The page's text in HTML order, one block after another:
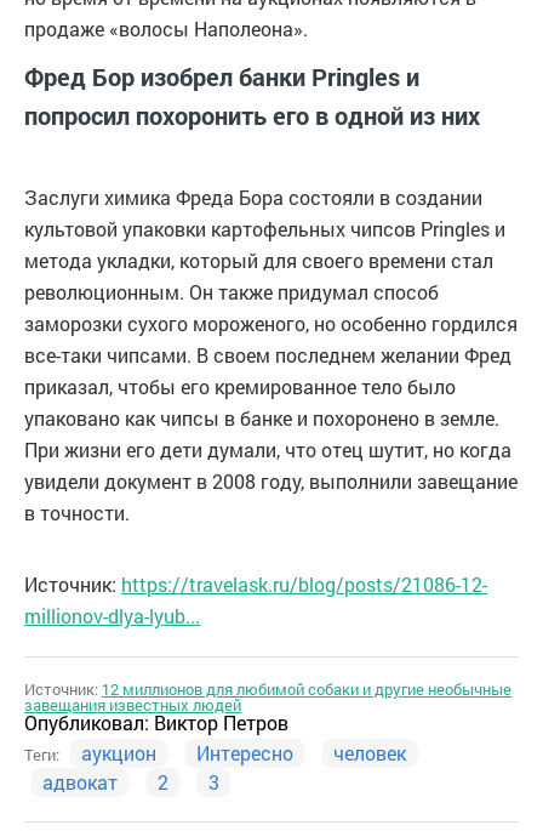
продаже «волосы Наполеона».
Фред Бор изобрел банки Pringles и
попросил похоронить его в одной из них
Заслуги химика Фреда Бора состояли в создании
культовой упаковки картофельных чипсов Pringles и
метода укладки, который для своего времени стал
революционным. Он также придумал способ
заморозки сухого мороженого, но особенно гордился
все-таки чипсами. В своем последнем желании Фред
приказал, чтобы его кремированное тело было
упаковано как чипсы в банке и похоронено в земле.
При жизни его дети думали, что отец шутит, но когда
увидели документ в 2008 году, выполнили завещание
в точности.
Источник: https://travelask.ru/blog/posts/21086-12-
millionov-dlya-lyub...
Источник: 12 миллионов для любимой собаки и другие необычные
завещания известных людей
Опубликовал: Виктор Петров
Теги: аукцион Интересно
человек
адвокат
2 3